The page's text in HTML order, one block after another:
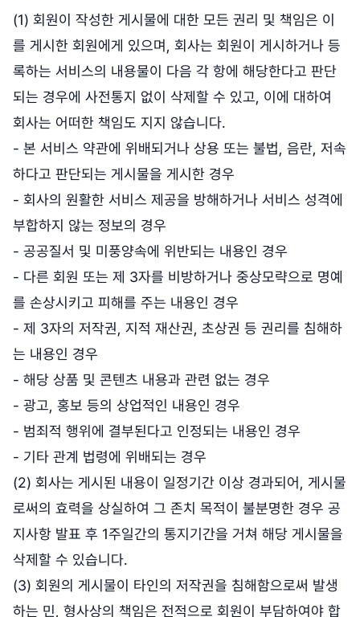
(1) 회원이 작성한 게시물에 대한 모든 권리 및 책임은 이
를 게시한 회원에게 있으며, 회사는 회원이 게시하거나 등
록하는 서비스의 내용물이 다음 각 항에 해당한다고 판단
되는 경우에 사전통지 없이 삭제할 수 있고, 이에 대하여
회사는 어떠한 책임도 지지 않습니다.
- 본 서비스 약관에 위배되거나 상용 또는 불법, 음란, 저속
하다고 판단되는 게시물을 게시한 경우
- 회사의 원활한 서비스 제공을 방해하거나 서비스 성격에
부합하지 않는 정보의 경우
- 공공질서 및 미풍양속에 위반되는 내용인 경우
- 다른 회원 또는 제 3자를 비방하거나 중상모략으로 명예
를 손상시키고 피해를 주는 내용인 경우
- 제 3자의 저작권, 지적 재산권, 초상권 등 권리를 침해하
는 내용인 경우
- 해당 상품 및 콘텐츠 내용과 관련 없는 경우
- 광고, 홍보 등의 상업적인 내용인 경우
- 범죄적 행위에 결부된다고 인정되는 내용인 경우
- 기타 관계 법령에 위배되는 경우
(2) 회사는 게시된 내용이 일정기간 이상 경과되어, 게시물
로써의 효력을 상실하여 그 존치 목적이 불분명한 경우 공
지사항 발표 후 1주일간의 통지기간을 거쳐 해당 게시물을
삭제할 수 있습니다.
(3) 회원의 게시물이 타인의 저작권을 침해함으로써 발생
하는 민, 형사상의 책임은 전적으로 회원이 부담하여야 합